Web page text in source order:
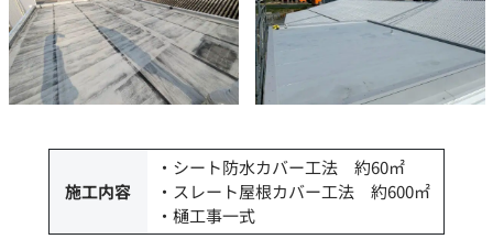
お電話での受付
072-442-6011
施工内容
・シート防水カバー工法 約60㎡
・スレート屋根カバー工法 約600㎡
・樋工事一式